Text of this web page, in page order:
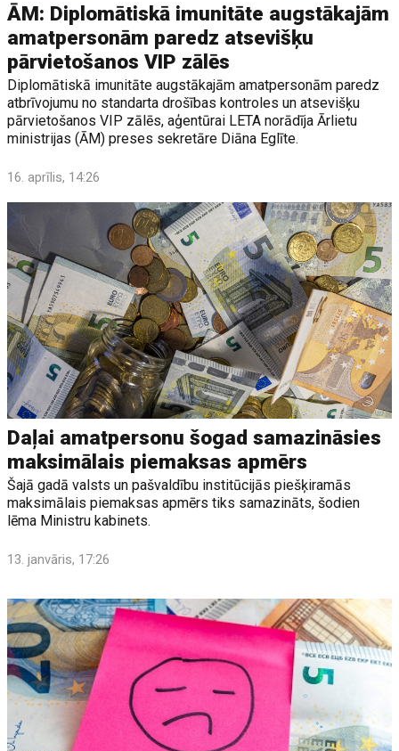
ĀM: Diplomātiskā imunitāte augstākajām
amatpersonām paredz atsevišķu
pārvietošanos VIP zālēs
Diplomātiskā imunitāte augstākajām amatpersonām paredz
atbrīvojumu no standarta drošības kontroles un atsevišķu
pārvietošanos VIP zālēs, aģentūrai LETA norādīja Ārlietu
ministrijas (ĀM) preses sekretāre Diāna Eglīte.
16. aprīlis, 14:26
Daļai amatpersonu šogad samazināsies
maksimālais piemaksas apmērs
Šajā gadā valsts un pašvaldību institūcijās piešķiramās
maksimālais piemaksas apmērs tiks samazināts, šodien
lēma Ministru kabinets.
13. janvāris, 17:26